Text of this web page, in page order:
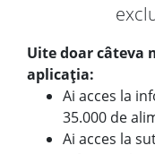
Uite doar câteva
aplicația:
Ai acces la
35.000 de
Ai acces la